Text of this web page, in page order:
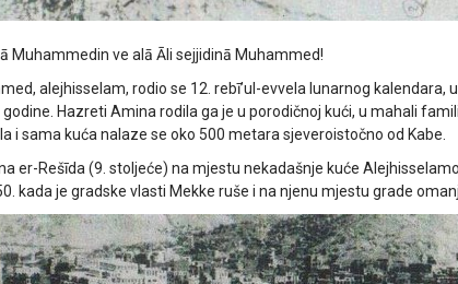
Muhammedin ve alā Āli sejjidinā Muhammed!
alejhisselam, rodio se 12. rebī’ul-evvela lunarnog kalendara,
Hazreti Amina rodila ga je u porodičnoj kući, u mahali
i sama kuća nalaze se oko 500 metara sjeveroistočno od Kabe.
er-Rešīda (9. stoljeće) na mjestu nekadašnje kuće
kada je gradske vlasti Mekke ruše i na njenu mjestu grade